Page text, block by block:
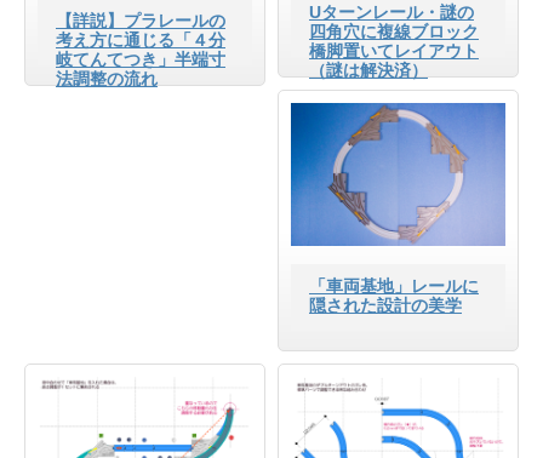
【詳説】プラレールの
考え方に通じる「４分
岐てんてつき」半端寸
法調整の流れ
Uターンレール・謎の
四角穴に複線ブロック
橋脚置いてレイアウト
（謎は解決済）
「車両基地」レールに
隠された設計の美学